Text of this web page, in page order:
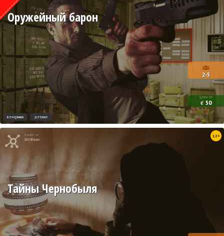
2-5
цена от
€ 50
Оружейный барон
вечеринки детские
Квест от
DOORdom
12+
Тайны Чернобыля